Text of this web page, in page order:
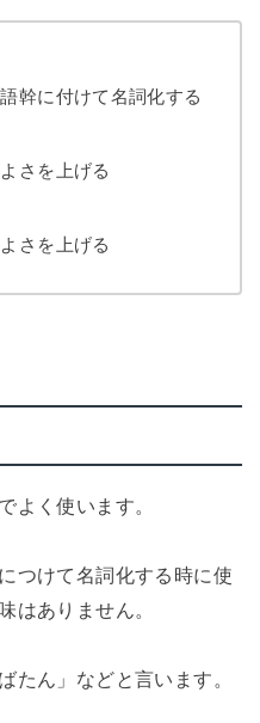
幹に付けて名詞化する
さを上げる
さを上げる
よく使います。
つけて名詞化する時に使
はありません。
たん」などと言います。